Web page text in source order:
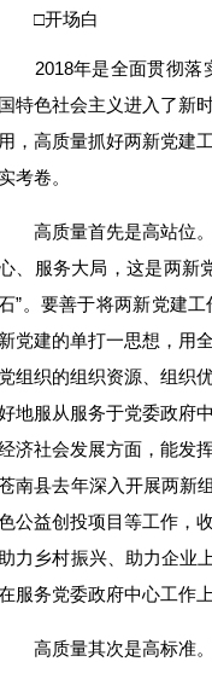
□开场白
2018年是全面贯彻落实
国特色社会主义进入了新
用，高质量抓好两新党建
考卷。
高质量首先是高站位。
、服务大局，这是两新
”。要善于将两新党建
新党建的单打一思想，用
党组织的组织资源、组织
地服从服务于党委政府
济社会发展方面，能发
南县去年深入开展两新
公益创投项目等工作，
助力乡村振兴、助力企业
服务党委政府中心工作
高质量其次是高标准。